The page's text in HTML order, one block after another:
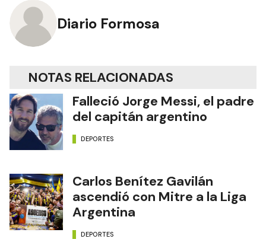
Diario Formosa
NOTAS RELACIONADAS
Falleció Jorge Messi, el padre
del capitán argentino
DEPORTES
Carlos Benítez Gavilán
ascendió con Mitre a la Liga
Argentina
DEPORTES